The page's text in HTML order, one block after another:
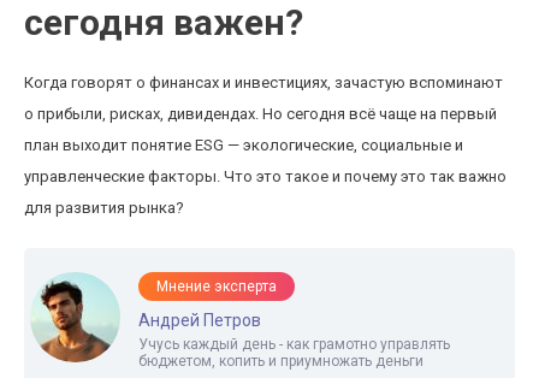
сегодня важен?
Когда говорят о финансах и инвестициях, зачастую вспоминают
о прибыли, рисках, дивидендах. Но сегодня всё чаще на первый
план выходит понятие ESG — экологические, социальные и
управленческие факторы. Что это такое и почему это так важно
для развития рынка?
Мнение эксперта
Андрей Петров
Учусь каждый день - как грамотно управлять
бюджетом, копить и приумножать деньги